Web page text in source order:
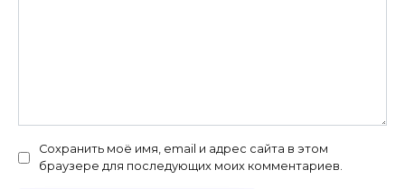
Сохранить моё имя, email и адрес сайта в этом
браузере для последующих моих комментариев.